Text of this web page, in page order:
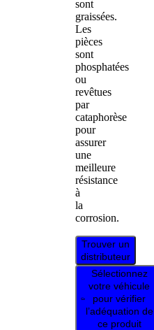
sont
graissées.
Les
pièces
sont
phosphatées
ou
revêtues
par
cataphorèse
pour
assurer
une
meilleure
résistance
à
la
corrosion.
Trouver un
distributeur
Sélectionnez
votre véhicule
pour vérifier
l’adéquation de
ce produit